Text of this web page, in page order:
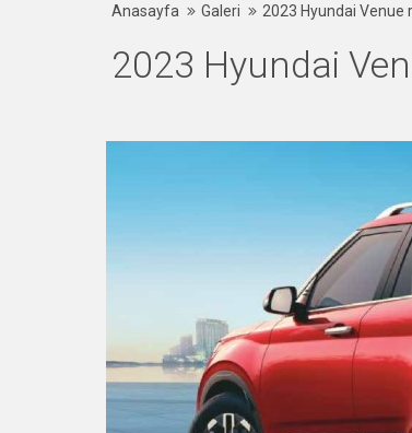
Anasayfa Galeri 2023 Hyundai Venue
2023 Hyundai